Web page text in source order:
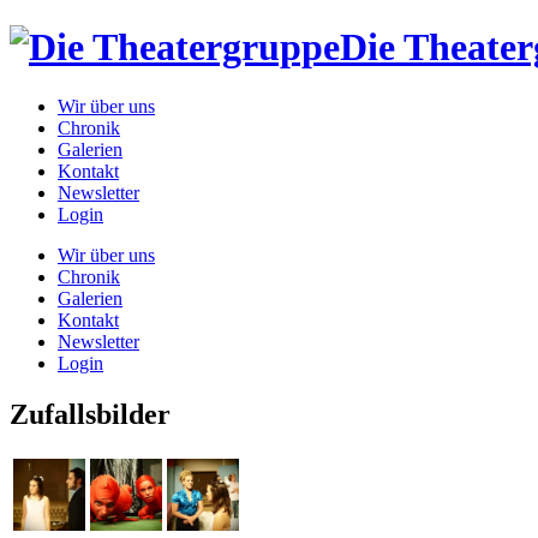
Die
Wir über uns
Chronik
Galerien
Kontakt
Newsletter
Login
Wir über uns
Chronik
Galerien
Kontakt
Newsletter
Login
Zufallsbilder